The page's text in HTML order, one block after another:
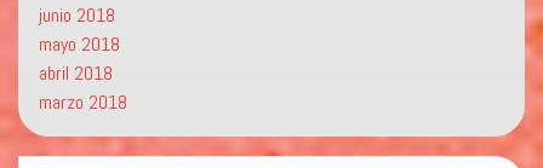
junio 2018
mayo 2018
abril 2018
marzo 2018